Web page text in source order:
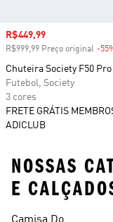
Preço com desconto
R$449,99
R$999,99 Preço original -
Chuteira Society F50 Pro
Futebol, Society
3 cores
FRETE GRÁTIS
ADICLUB
NOSSAS
E